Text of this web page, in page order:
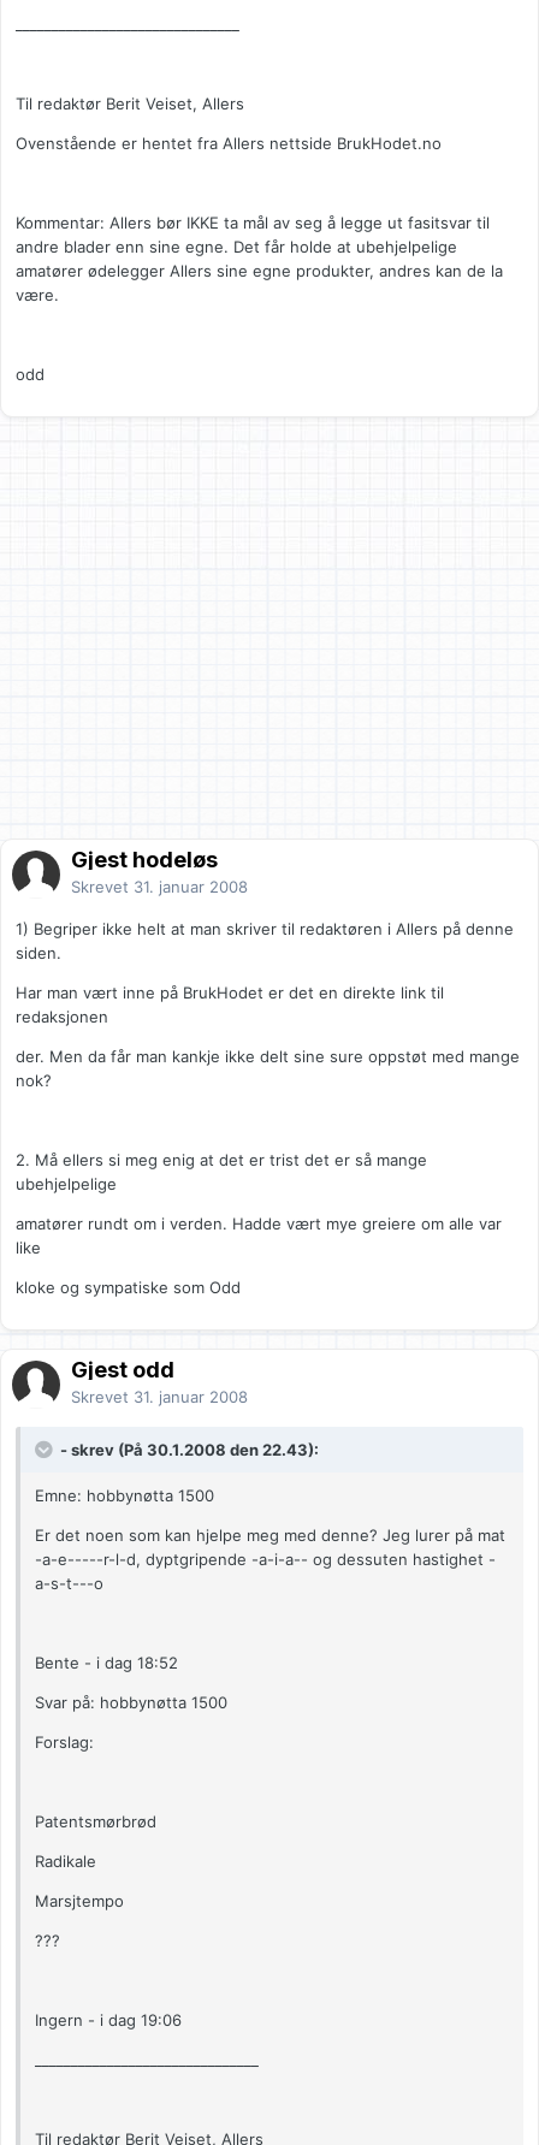
Til redaktør Berit Veiset, Allers
Ovenstående er hentet fra Allers nettside BrukHodet.no
Kommentar: Allers bør IKKE ta mål av seg å legge ut fasitsvar til
andre blader enn sine egne. Det får holde at ubehjelpelige
amatører ødelegger Allers sine egne produkter, andres kan de la
være.
odd
Gjest hodeløs
Skrevet 31. januar 2008
1) Begriper ikke helt at man skriver til redaktøren i Allers på denne
siden.
Har man vært inne på BrukHodet er det en direkte link til
redaksjonen
der. Men da får man kankje ikke delt sine sure oppstøt med mange
nok?
2. Må ellers si meg enig at det er trist det er så mange
ubehjelpelige
amatører rundt om i verden. Hadde vært mye greiere om alle var
like
kloke og sympatiske som Odd
Gjest odd
Skrevet 31. januar 2008
- skrev (På 30.1.2008 den 22.43):
Emne: hobbynøtta 1500
Er det noen som kan hjelpe meg med denne? Jeg lurer på mat
-a-e-----r-l-d, dyptgripende -a-i-a-- og dessuten hastighet -
a-s-t---o
Bente - i dag 18:52
Svar på: hobbynøtta 1500
Forslag:
Patentsmørbrød
Radikale
Marsjtempo
???
Ingern - i dag 19:06
Til redaktør Berit Veiset, Allers